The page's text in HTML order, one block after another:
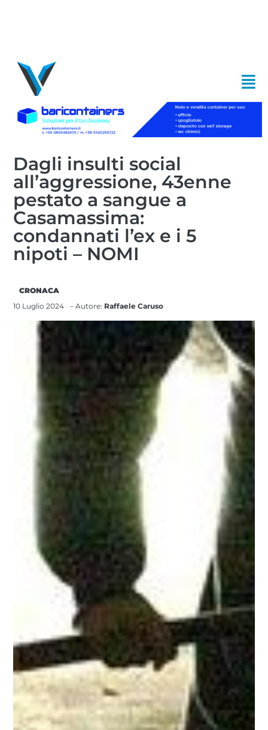
Dagli insulti social
all’aggressione, 43enne
pestato a sangue a
Casamassima:
condannati l’ex e i 5
nipoti – NOMI
CRONACA
10 Luglio 2024
– Autore: Raffaele Caruso